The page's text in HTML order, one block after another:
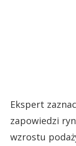
Ekspert
zapowiedzi
wzrostu